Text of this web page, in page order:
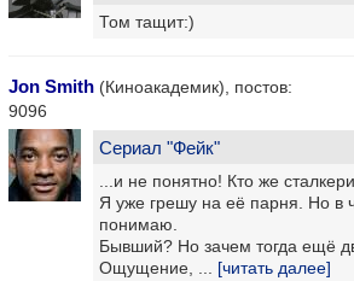
Том тащит:)
Jon Smith (Киноакадемик), постов:
9096
Сериал "Фейк"
...и не понятно! Кто же
Я уже грешу на её парня. Но в
понимаю.
Бывший? Но зачем тогда ещё
Ощущение, ... [читать далее]